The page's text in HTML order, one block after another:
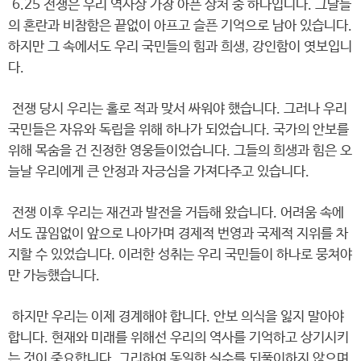
6.25 전쟁은 우리 역사상 가장 아픈 상처 중 하나입니다. 그날들
의 혼란과 비참함은 끝없이 아프고 슬픈 기억으로 남아 있습니다.
하지만 그 속에서도 우리 국민들의 힘과 희생, 강인함이 엿보입니
다.
전쟁 당시 우리는 홀로 적과 맞서 싸워야 했습니다. 그러나 우리
국민들은 자유와 독립을 위해 하나가 되었습니다. 국가의 안보를
위해 목숨을 건 진정한 영웅들이었습니다. 그들의 희생과 힘은 오
늘날 우리에게 큰 안정과 자긍심을 가져다주고 있습니다.
전쟁 이후 우리는 재건과 발전을 거듭해 왔습니다. 어려움 속에
서도 끊임없이 앞으로 나아가며 경제적 번영과 국제적 지위를 차
지할 수 있었습니다. 이러한 성취는 우리 국민들이 하나로 뭉쳐야
만 가능했습니다.
하지만 우리는 이제 경계해야 합니다. 안보 의식을 잃지 말아야
합니다. 현재와 미래를 위해선 우리의 역사를 기억하고 상기시키